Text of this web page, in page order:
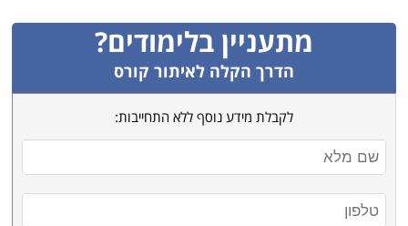
מתעניין בלימודים?
הדרך הקלה לאיתור קורס
לקבלת מידע נוסף ללא התחייבות: